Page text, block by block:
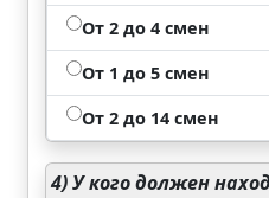
От 2 до 4 смен
От 1 до 5 смен
От 2 до 14 смен
4)У кого должен